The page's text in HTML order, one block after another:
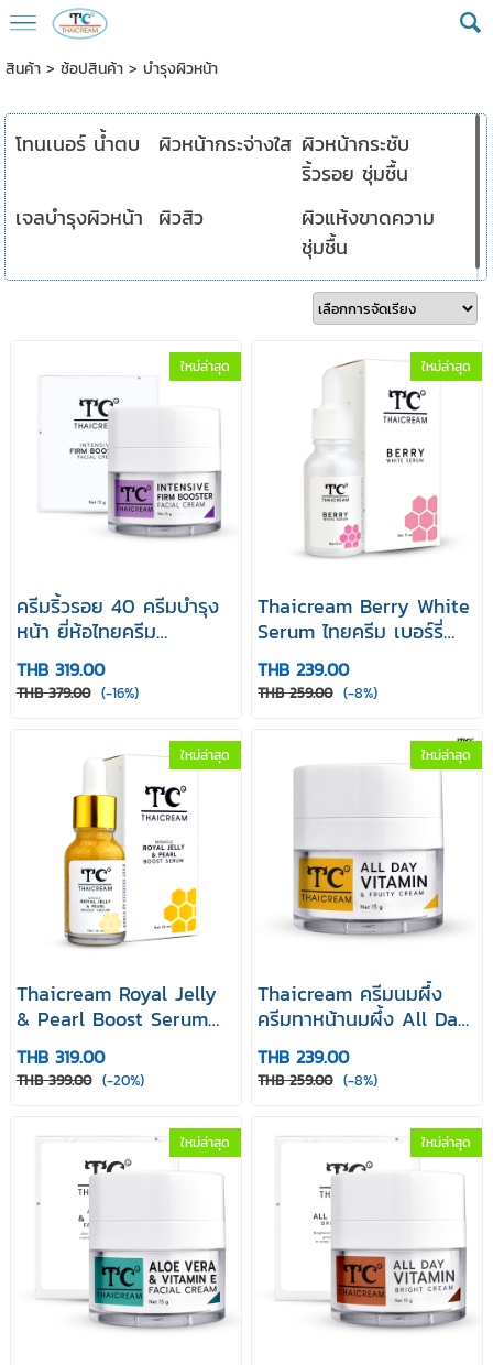
สินค้า> ช้อปสินค้า> บำรุงผิวหน้า
โทนเนอร์ น้ำตบ ผิวหน้ากระจ่างใส ผิวหน้ากระชับ
ริ้วรอย ชุ่มชื้น
เจลบำรุงผิวหน้า ผิวสิว
ผิวแห้งขาดความ
ชุ่มชื้น
ใหม่ล่าสุด
ครีมริ้วรอย 40 ครีมบำรุง
หน้า ยี่ห้อไทยครีม
Thaicream Intensive
Firm Booster Facial
Cream 15 g
THB 319.00
THB 379.00 (-16%)
ใหม่ล่าสุด
Thaicream Berry White
Serum ไทยครีม เบอร์รี่
ไวท์ เซรั่ม 15 ml เซรั่มบำรุง
หน้า
THB 239.00
THB 259.00 (-8%)
ใหม่ล่าสุด
Thaicream Royal Jelly
& Pearl Boost Serum
ไทยครีม รอยัล เจลลี่
แอนด์ เพิร์ล บูส เซรั่ม 18
mlเซรั่มบำรุงหน้า
THB 319.00
THB 399.00 (-20%)
ใหม่ล่าสุด
Thaicream ครีมนมผึ้ง
ครีมทาหน้านมผึ้ง All Day
Vitamin & Fruity Cream
ออล เดย์ วิตามิน แอนด์ ฟ
รุ๊ตตี้ ครีม 15g
THB 239.00
THB 259.00 (-8%)
ใหม่ล่าสุด ใหม่ล่าสุด